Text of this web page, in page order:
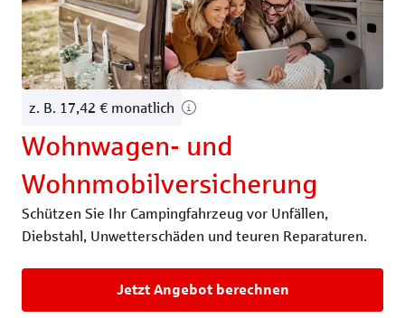
Recht und Haftung
Privathaftpflichtversicherung
Tiere und
z. B. 17,42 € monatlich
Wohnwagen- und
Wohnmobil­versicherung
Schützen Sie Ihr Campingfahrzeug vor Unfällen,
Diebstahl, Unwetterschäden und teuren Reparaturen.
Jetzt Angebot berechnen